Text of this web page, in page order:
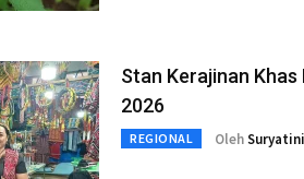
Stan Kerajinan Khas
2026
REGIONAL OlehSuryatini